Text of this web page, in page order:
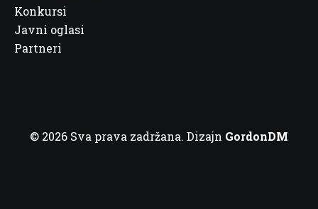
Konkursi
Javni oglasi
Partneri
© 2026 Sva prava zadržana. Dizajn GordonDM